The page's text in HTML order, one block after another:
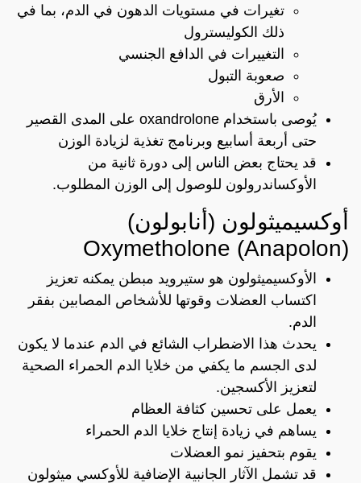
تغيرات في مستويات الدهون في الدم، بما في
ذلك الكوليسترول
التغييرات في الدافع الجنسي
صعوبة التبول
الأرق
يُوصى باستخدام oxandrolone على المدى القصير
حتى أربعة أسابيع وبرنامج تغذية لزيادة الوزن
قد يحتاج بعض الناس إلى دورة ثانية من
الأوكساندرولون للوصول إلى الوزن المطلوب.
أوكسيميثولون (أنابولون)
Oxymetholone (Anapolon)
الأوكسيميثولون هو ستيرويد مبطن يمكنه تعزيز
اكتساب العضلات وقوتها للأشخاص المصابين بفقر
الدم.
يحدث هذا الاضطراب الشائع في الدم عندما لا يكون
لدى الجسم ما يكفي من خلايا الدم الحمراء الصحية
لتعزيز الأكسجين.
يعمل على تحسين كثافة العظام
يساهم في زيادة إنتاج خلايا الدم الحمراء
يقوم بتحفيز نمو العضلات
قد تشمل الآثار الجانبية الإضافية للأوكسي ميثولون